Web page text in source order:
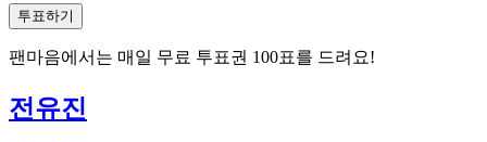
투표하기
팬마음에서는 매일 무료 투표권 100표를 드려요!
전유진